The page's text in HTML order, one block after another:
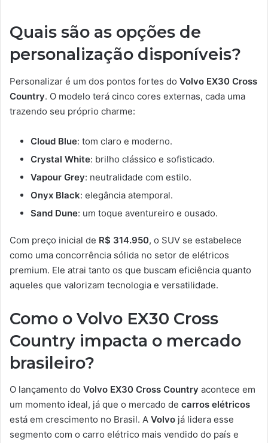
Quais são as opções de
personalização disponíveis?
Personalizar é um dos pontos fortes do Volvo EX30 Cross
Country. O modelo terá cinco cores externas, cada uma
trazendo seu próprio charme:
Cloud Blue: tom claro e moderno.
Crystal White: brilho clássico e sofisticado.
Vapour Grey: neutralidade com estilo.
Onyx Black: elegância atemporal.
Sand Dune: um toque aventureiro e ousado.
Com preço inicial de R$ 314.950, o SUV se estabelece
como uma concorrência sólida no setor de elétricos
premium. Ele atrai tanto os que buscam eficiência quanto
aqueles que valorizam tecnologia e versatilidade.
Como o Volvo EX30 Cross
Country impacta o mercado
brasileiro?
O lançamento do Volvo EX30 Cross Country acontece em
um momento ideal, já que o mercado de carros elétricos
está em crescimento no Brasil. A Volvo já lidera esse
segmento com o carro elétrico mais vendido do país e